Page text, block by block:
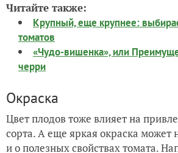
Читайте также:
Крупный, еще крупнее:
томатов
«Чудо-вишенка», или
черри
Окраска
Цвет плодов тоже влияет на
сорта. А еще яркая окраска может
и о полезных свойствах томата.